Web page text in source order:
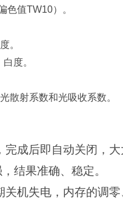
色值TW10）。
。
白度。
散射系数和光吸收系数。
成后即自动关闭，大
结果准确、稳定。
机失电，内存的调